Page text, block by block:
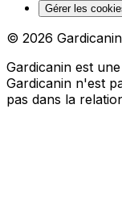
Gérer les
© 2026
Gardicanin est
Gardicanin n'est
pas dans la